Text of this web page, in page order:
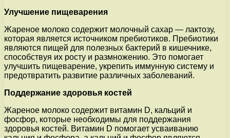
Улучшение пищеварения
Жареное молоко содержит молочный сахар — лактозу,
которая является источником пребиотиков. Пребиотики
являются пищей для полезных бактерий в кишечнике,
способствуя их росту и размножению. Это помогает
улучшить пищеварение, укрепить иммунную систему и
предотвратить развитие различных заболеваний.
Поддержание здоровья костей
Жареное молоко содержит витамин D, кальций и
фосфор, которые необходимы для поддержания
здоровья костей. Витамин D помогает усваиванию